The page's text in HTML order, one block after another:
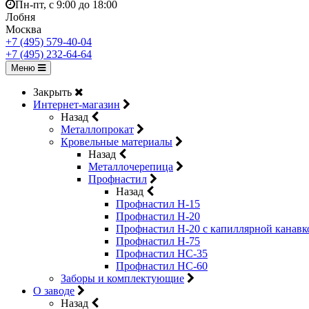
Пн-пт, с 9:00 до 18:00
Лобня
Москва
+7 (495) 579-40-04
+7 (495) 232-64-64
Меню
Закрыть
Интернет-магазин
Назад
Металлопрокат
Кровельные материалы
Назад
Металлочерепица
Профнастил
Назад
Профнастил Н-15
Профнастил Н-20
Профнастил Н-20 с капиллярной
Профнастил Н-75
Профнастил НС-35
Профнастил НС-60
Заборы и комплектующие
О заводе
Назад